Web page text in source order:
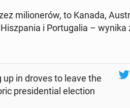
mi­lio­ne­rów, to Kanada,
i Por­tu­ga­lia – wynika
in droves to leave the
pre­si­den­tial elec­tion